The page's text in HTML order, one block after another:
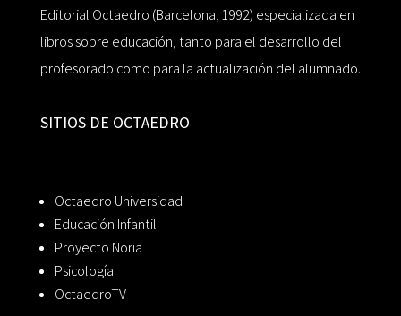
Editorial Octaedro (Barcelona, 1992) especializada en
libros sobre educación, tanto para el desarrollo del
profesorado como para la actualización del alumnado.
SITIOS DE OCTAEDRO
Octaedro Universidad
Educación Infantil
Proyecto Noria
Psicología
OctaedroTV